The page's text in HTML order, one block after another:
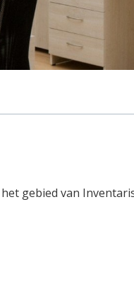
gebied van